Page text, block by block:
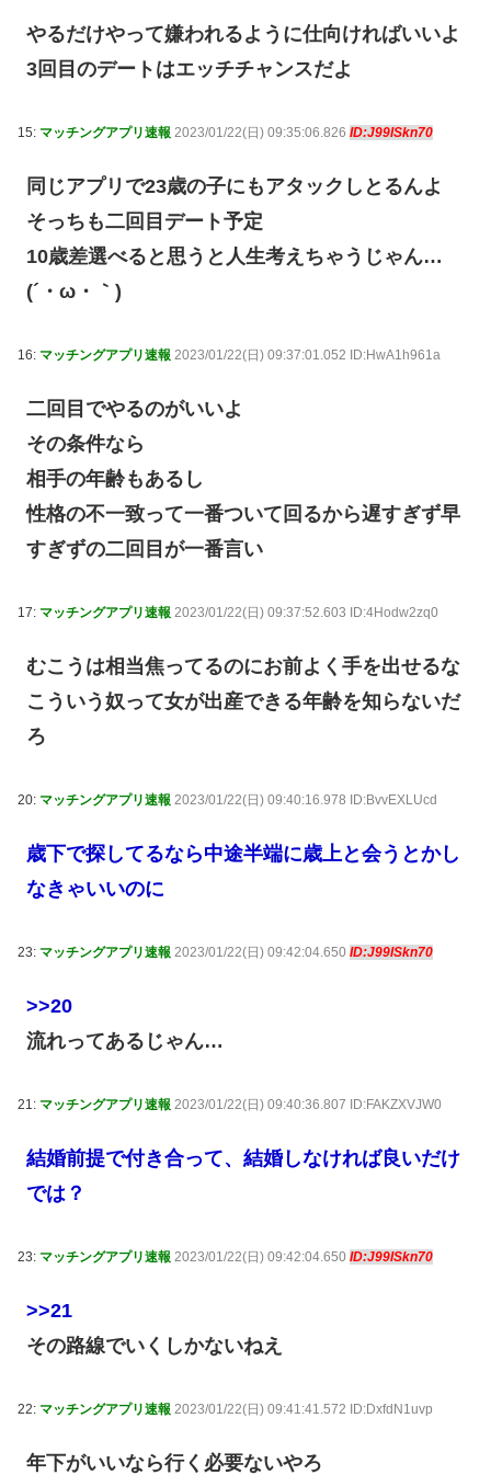
やるだけやって嫌われるように仕向ければいいよ
3回目のデートはエッチチャンスだよ
15: マッチングアプリ速報 2023/01/22(日) 09:35:06.826 ID:J99ISkn70
同じアプリで23歳の子にもアタックしとるんよ
そっちも二回目デート予定
10歳差選べると思うと人生考えちゃうじゃん…
(´・ω・｀)
16: マッチングアプリ速報 2023/01/22(日) 09:37:01.052 ID:HwA1h961a
二回目でやるのがいいよ
その条件なら
相手の年齢もあるし
性格の不一致って一番ついて回るから遅すぎず早
すぎずの二回目が一番言い
17: マッチングアプリ速報 2023/01/22(日) 09:37:52.603 ID:4Hodw2zq0
むこうは相当焦ってるのにお前よく手を出せるな
こういう奴って女が出産できる年齢を知らないだ
ろ
20: マッチングアプリ速報 2023/01/22(日) 09:40:16.978 ID:BvvEXLUcd
歳下で探してるなら中途半端に歳上と会うとかし
なきゃいいのに
23: マッチングアプリ速報 2023/01/22(日) 09:42:04.650 ID:J99ISkn70
>>20
流れってあるじゃん…
21: マッチングアプリ速報 2023/01/22(日) 09:40:36.807 ID:FAKZXVJW0
結婚前提で付き合って、結婚しなければ良いだけ
では？
23: マッチングアプリ速報 2023/01/22(日) 09:42:04.650 ID:J99ISkn70
>>21
その路線でいくしかないねえ
22: マッチングアプリ速報 2023/01/22(日) 09:41:41.572 ID:DxfdN1uvp
年下がいいなら行く必要ないやろ